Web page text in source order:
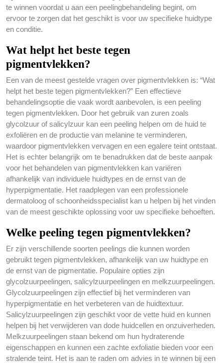
te winnen voordat u aan een peelingbehandeling begint, om
ervoor te zorgen dat het geschikt is voor uw specifieke huidtype
en conditie.
Wat helpt het beste tegen
pigmentvlekken?
Een van de meest gestelde vragen over pigmentvlekken is: “Wat
helpt het beste tegen pigmentvlekken?” Een effectieve
behandelingsoptie die vaak wordt aanbevolen, is een peeling
tegen pigmentvlekken. Door het gebruik van zuren zoals
glycolzuur of salicylzuur kan een peeling helpen om de huid te
exfoliëren en de productie van melanine te verminderen,
waardoor pigmentvlekken vervagen en een egalere teint ontstaat.
Het is echter belangrijk om te benadrukken dat de beste aanpak
voor het behandelen van pigmentvlekken kan variëren
afhankelijk van individuele huidtypes en de ernst van de
hyperpigmentatie. Het raadplegen van een professionele
dermatoloog of schoonheidsspecialist kan u helpen bij het vinden
van de meest geschikte oplossing voor uw specifieke behoeften.
Welke peeling tegen pigmentvlekken?
Er zijn verschillende soorten peelings die kunnen worden
gebruikt tegen pigmentvlekken, afhankelijk van uw huidtype en
de ernst van de pigmentatie. Populaire opties zijn
glycolzuurpeelingen, salicylzuurpeelingen en melkzuurpeelingen.
Glycolzuurpeelingen zijn effectief bij het verminderen van
hyperpigmentatie en het verbeteren van de huidtextuur.
Salicylzuurpeelingen zijn geschikt voor de vette huid en kunnen
helpen bij het verwijderen van dode huidcellen en onzuiverheden.
Melkzuurpeelingen staan bekend om hun hydraterende
eigenschappen en kunnen een zachte exfoliatie bieden voor een
stralende teint. Het is aan te raden om advies in te winnen bij een